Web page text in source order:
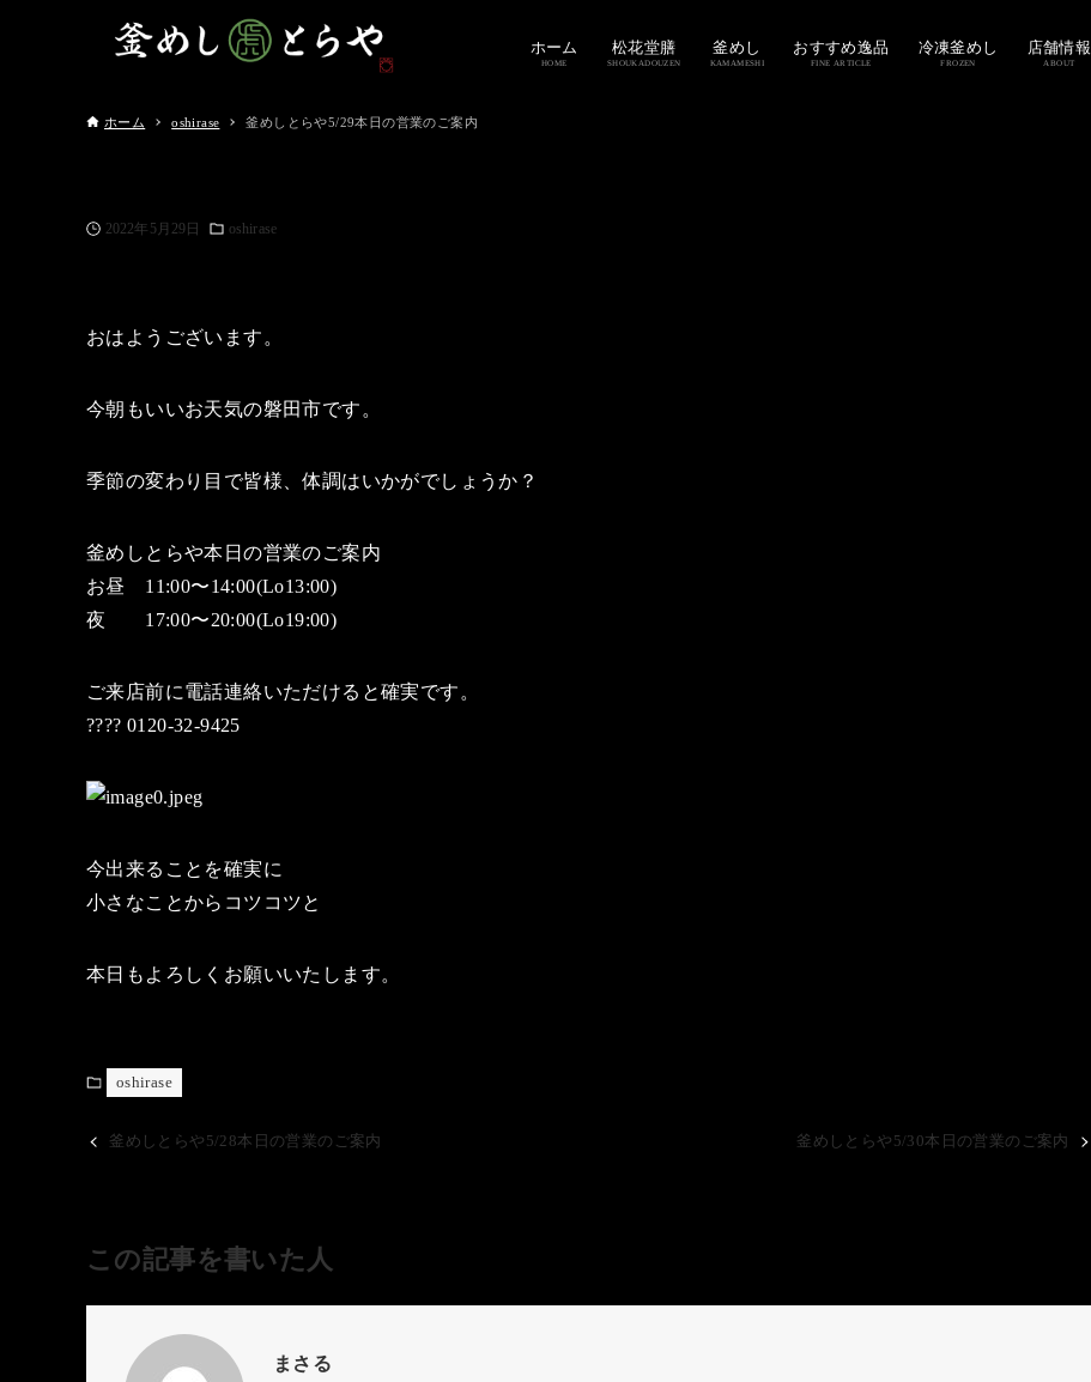
ホーム
HOME
松花堂膳
SHOUKADOUZEN
釜めし
KAMAMESHI
おすすめ逸品
FINE ARTICLE
冷凍釜めし
FROZEN
店舗情報
ABOUT
ホーム oshirase 釜めしとらや5/29本日の営業のご案内
2022年5月29日 oshirase
おはようございます。
今朝もいいお天気の磐田市です。
季節の変わり目で皆様、体調はいかがでしょうか？
釜めしとらや本日の営業のご案内
お昼 11:00〜14:00(Lo13:00)
夜 17:00〜20:00(Lo19:00)
ご来店前に電話連絡いただけると確実です。
???? 0120-32-9425
今出来ることを確実に
小さなことからコツコツと
本日もよろしくお願いいたします。
oshirase
釜めしとらや5/28本日の営業のご案内 釜めしとらや5/30本日の営業のご案内
この記事を書いた人
まさる